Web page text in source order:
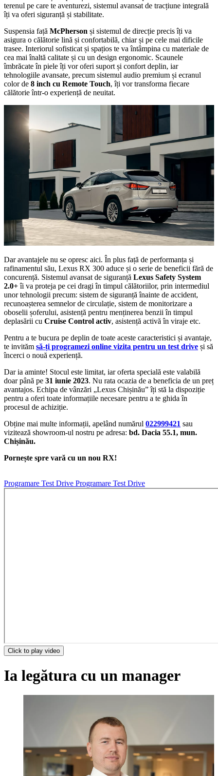
terenul pe care te aventurezi, sistemul avansat de tracțiune integrală
îți va oferi siguranță și stabilitate.
Suspensia față McPherson și sistemul de direcție precis îți va
asigura o călătorie lină și confortabilă, chiar și pe cele mai dificile
trasee. Interiorul sofisticat și spațios te va întâmpina cu materiale de
cea mai înaltă calitate și cu un design ergonomic. Scaunele
îmbrăcate în piele îți vor oferi suport și confort deplin, iar
tehnologiile avansate, precum sistemul audio premium și ecranul
color de 8 inch cu Remote Touch, îți vor transforma fiecare
călătorie într-o experiență de neuitat.
Dar avantajele nu se opresc aici. În plus față de performanța și
rafinamentul său, Lexus RX 300 aduce și o serie de beneficii fără de
concurență. Sistemul avansat de siguranță Lexus Safety System
2.0+îi va proteja pe cei dragi în timpul călătoriilor, prin intermediul
unor tehnologii precum: sistem de siguranță înainte de accident,
recunoașterea semnelor de circulație, sistem de monitorizare a
oboselii șoferului, asistență pentru menținerea benzii în timpul
deplasării cu Cruise Control activ, asistență activă în viraje etc.
Pentru a te bucura pe deplin de toate aceste caracteristici și avantaje,
te invităm să-ți programezi online vizita pentru un test drive și să
încerci o nouă experiență.
Dar ia aminte! Stocul este limitat, iar oferta specială este valabilă
doar până pe 31 iunie 2023. Nu rata ocazia de a beneficia de un preț
avantajos. Echipa de vânzări „Lexus Chișinău” îți stă la dispoziție
pentru a oferi toate informațiile necesare pentru a te ghida în
procesul de achiziție.
Obține mai multe informații, apelând numărul 022999421 sau
vizitează showroom-ul nostru pe adresa: bd. Dacia 55.1, mun.
Chișinău.
Pornește spre vară cu un nou RX!
Programare Test Drive Programare Test Drive
Click to play video
Ia legătura cu un manager